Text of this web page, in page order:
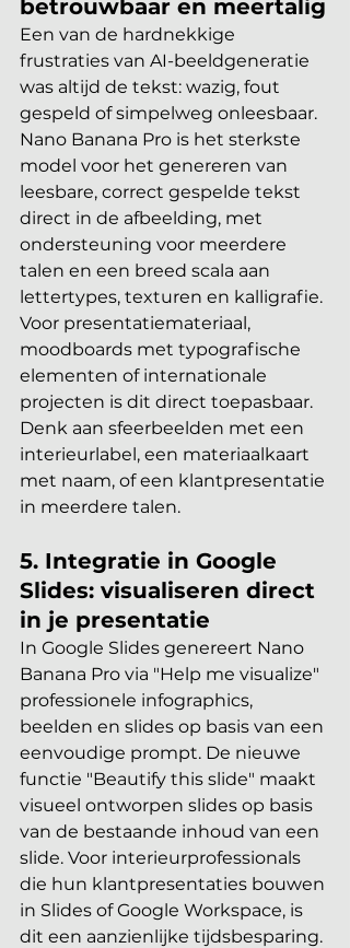
betrouwbaar en meertalig
Een van de hardnekkige
frustraties van AI-beeldgeneratie
was altijd de tekst: wazig, fout
gespeld of simpelweg onleesbaar.
Nano Banana Pro is het sterkste
model voor het genereren van
leesbare, correct gespelde tekst
direct in de afbeelding, met
ondersteuning voor meerdere
talen en een breed scala aan
lettertypes, texturen en kalligrafie.
Voor presentatiemateriaal,
moodboards met typografische
elementen of internationale
projecten is dit direct toepasbaar.
Denk aan sfeerbeelden met een
interieurlabel, een materiaalkaart
met naam, of een klantpresentatie
in meerdere talen.
5. Integratie in Google
Slides: visualiseren direct
in je presentatie
In Google Slides genereert Nano
Banana Pro via "Help me visualize"
professionele infographics,
beelden en slides op basis van een
eenvoudige prompt. De nieuwe
functie "Beautify this slide" maakt
visueel ontworpen slides op basis
van de bestaande inhoud van een
slide. Voor interieurprofessionals
die hun klantpresentaties bouwen
in Slides of Google Workspace, is
dit een aanzienlijke tijdsbesparing.